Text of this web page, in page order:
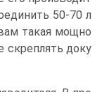
50-70 л
такая мощно
скреплять доку